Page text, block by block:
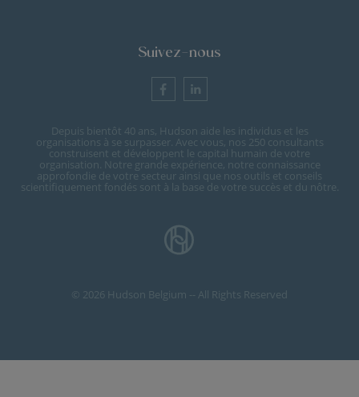
Suivez-nous
Depuis bientôt 40 ans, Hudson aide les individus et les
organisations à se surpasser. Avec vous, nos 250 consultants
construisent et développent le capital humain de votre
organisation. Notre grande expérience, notre connaissance
approfondie de votre secteur ainsi que nos outils et conseils
scientifiquement fondés sont à la base de votre succès et du nôtre.
© 2026 Hudson Belgium -- All Rights Reserved